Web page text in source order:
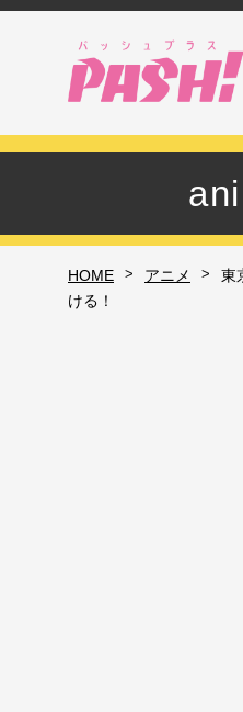
HOME > アニメ >
東
ける！